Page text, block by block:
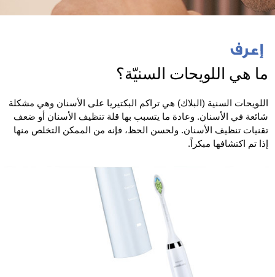
ما هي اللويحات السنيّة؟
اللويحات السنية (البلاك) هي تراكم البكتيريا على الأسنان وهي مشكلة
شائعة في الأسنان. وعادة ما يتسبب بها قلة تنظيف الأسنان أو ضعف
تقنيات تنظيف الأسنان. ولحسن الحظ، فإنه من الممكن التخلص منها
إذا تم اكتشافها مبكراً.